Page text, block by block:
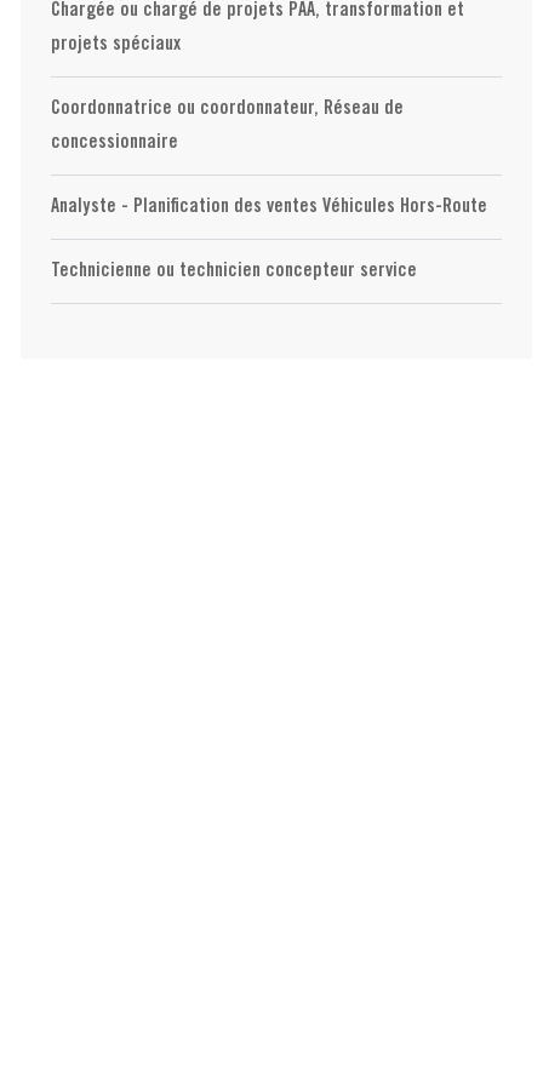
Chargée ou chargé de projets PAA, transformation et
projets spéciaux
Coordonnatrice ou coordonnateur, Réseau de
concessionnaire
Analyste - Planification des ventes Véhicules Hors-Route
Technicienne ou technicien concepteur service